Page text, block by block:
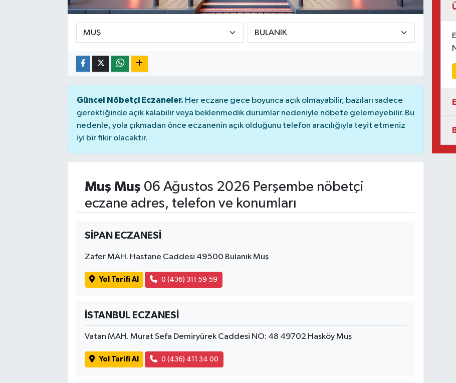
Güncel Nöbetçi Eczaneler. Her eczane gece boyunca açık olmayabilir, bazıları sadece
gerektiğinde açık kalabilir veya beklenmedik durumlar nedeniyle nöbete gelemeyebilir. Bu
nedenle, yola çıkmadan önce eczanenin açık olduğunu telefon aracılığıyla teyit etmeniz
iyi bir fikir olacaktır.
Muş Muş 06 Ağustos 2026 Perşembe nöbetçi
eczane adres, telefon ve konumları
SİPAN ECZANESİ
Zafer MAH. Hastane Caddesi 49500 Bulanık Muş
Yol Tarifi Al 0 (436) 311 59 59
İSTANBUL ECZANESİ
Vatan MAH. Murat Sefa Demiryürek Caddesi NO: 48 49702 Hasköy Muş
Yol Tarifi Al 0 (436) 411 34 00